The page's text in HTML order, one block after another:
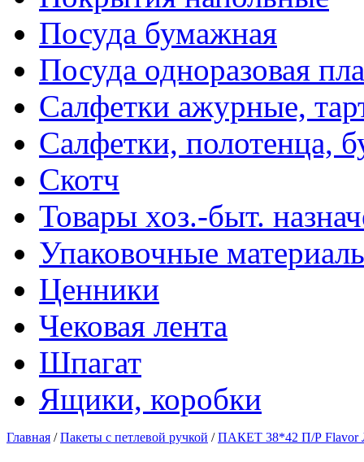
Посуда бумажная
Посуда одноразовая
Салфетки ажурные,
Салфетки, полотенца,
Скотч
Товары хоз.-быт.
Упаковочные
Ценники
Чековая лента
Шпагат
Ящики, коробки
Главная /Пакеты с петлевой ручкой /ПАКЕТ 38*42 П/Р